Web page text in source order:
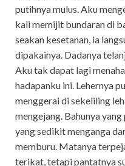
putihnya mulus. Aku
kali memijit bundaran di
seakan kesetanan, ia
dipakainya. Dadanya
Aku tak dapat lagi
hadapanku ini. Lehernya
menggerai di sekeliling
mengejang. Bahunya
yang sedikit menganga
memburu. Matanya
terikat, tetapi pantatnya